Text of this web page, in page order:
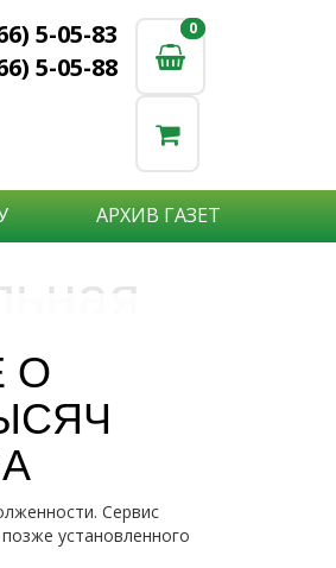
5-05-83
5-05-88
0
0
АРХИВ ГАЗЕТ
О
Сервис
установленного